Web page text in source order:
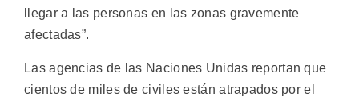
llegar a las personas en las zonas gravemente
afectadas”.
Las agencias de las Naciones Unidas reportan que
cientos de miles de civiles están atrapados por el